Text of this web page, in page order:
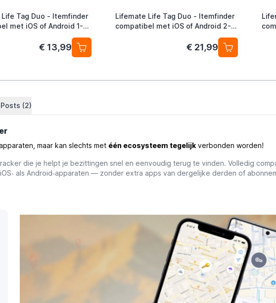
Tag Duo - Itemfinder
met iOS of Android 1-
€ 13,99
Lifemate Life Tag Duo - Itemfinder
compatibel met iOS of Android 2-
€ 21,99
(2)
maar kan slechts met één ecosysteem tegelijkverbonden worden!
die je helpt je bezittingen snel en eenvoudig terug te vinden. Volledig
als Android‑apparaten — zonder extra apps van dergelijke derden of